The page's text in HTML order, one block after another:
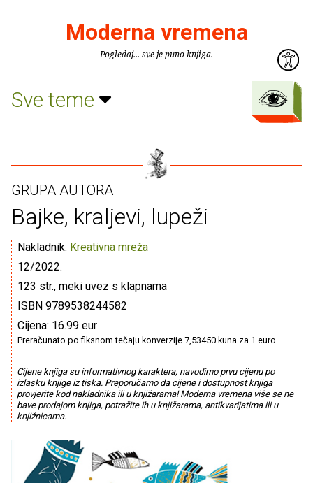
Moderna vremena
Pogledaj... sve je puno knjiga.
Sve teme
GRUPA AUTORA
Bajke, kraljevi, lupeži
Nakladnik: Kreativna mreža
12/2022.
123 str., meki uvez s klapnama
ISBN 9789538244582
Cijena: 16.99 eur
Preračunato po fiksnom tečaju konverzije 7,53450 kuna za 1 euro
Cijene knjiga su informativnog karaktera, navodimo prvu cijenu po
izlasku knjige iz tiska. Preporučamo da cijene i dostupnost knjiga
provjerite kod nakladnika ili u knjižarama! Moderna vremena više se ne
bave prodajom knjiga, potražite ih u knjižarama, antikvarijatima ili u
knjižnicama.